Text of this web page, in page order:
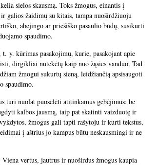
sielos skausmą. Toks žmogus, einantis į
galios žaidimų su kitais, tampa nuoširdžiuoju
abejingo ar priešiško pasaulio būdų, susikurti
spaudimo.
y. kūrimas pasakojimų, kurie, pasakojant apie
dirgikliai nutekėtų kaip nuo žąsies vanduo. Tad
žmogui sukurtų sieną, leidžiančią apsisaugoti
spaudimo.
turi nuolat puoselėti atitinkamus gebėjimus: be
kalbos jausmą, taip pat skatinti vaizduotę ir
žmogus gali tapti rašytoju ir kurti tekstus,
į aštrius jo kampus būtų neskausmingi ir ne
vertus, jautrus ir nuoširdus žmogus kaupia